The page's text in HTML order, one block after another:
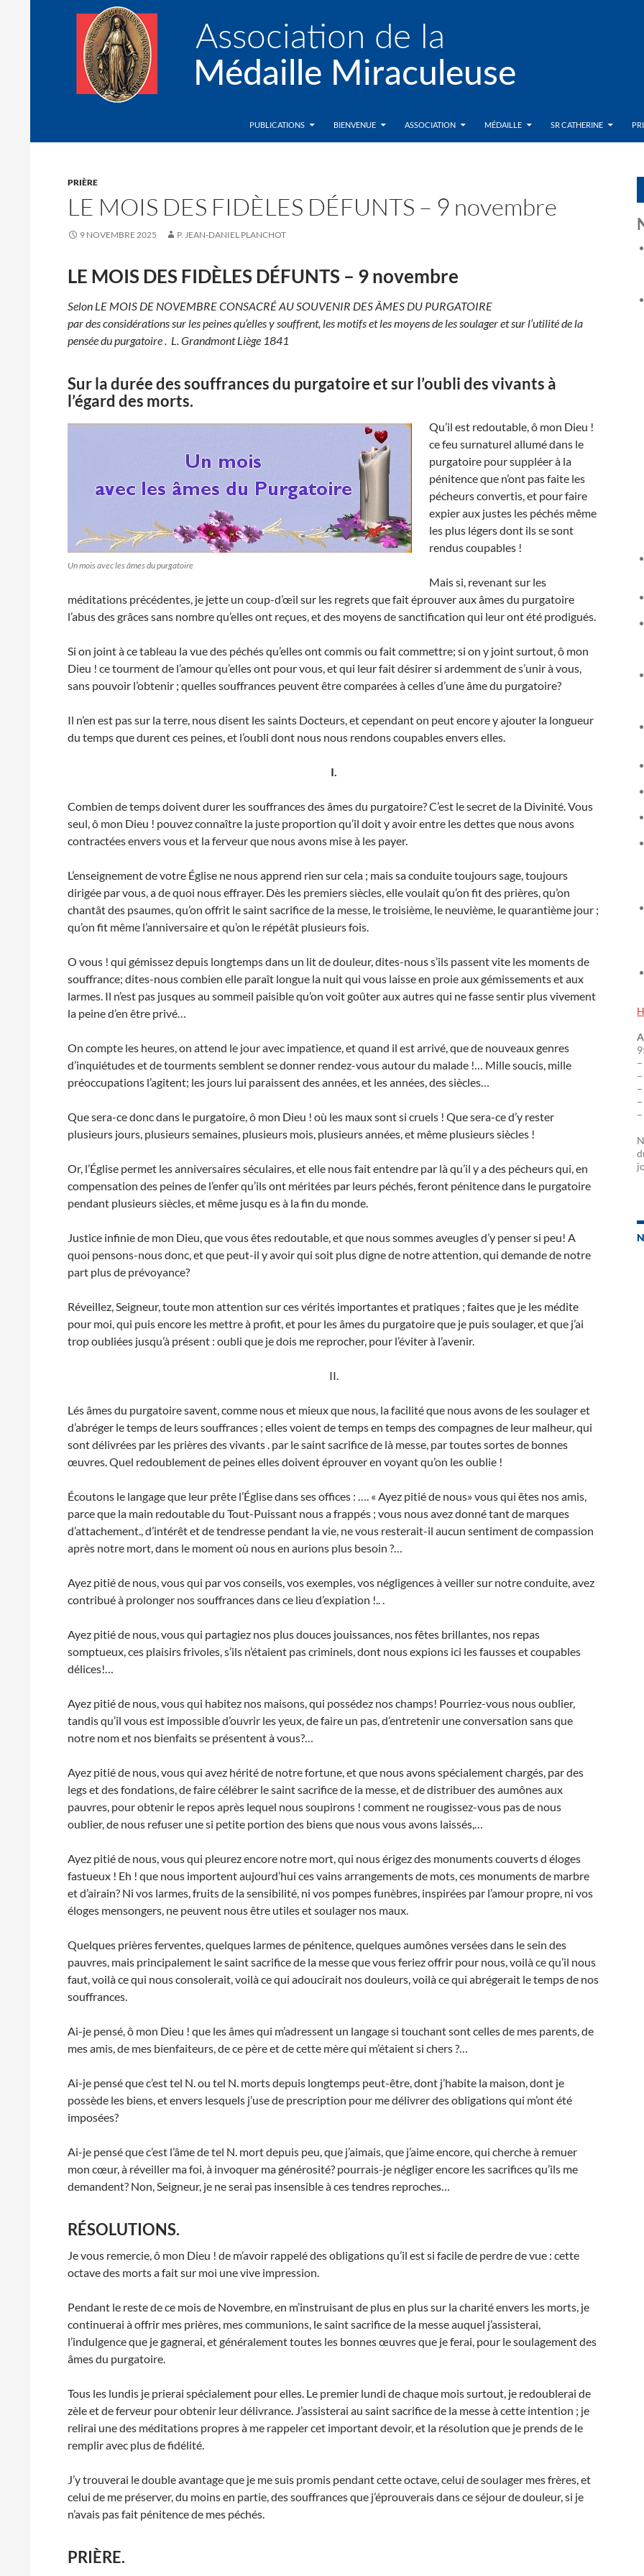
Association de la Médaille MiraculeusePUBLICATIONS BIENVENUE ASSOCIATION MÉDAILLE SR CATHERINE
PRIÈRE
LE MOIS DES FIDÈLES DÉFUNTS – 9 novembre
9 NOVEMBRE 2025 P. JEAN-DANIEL PLANCHOT
LE MOIS DES FIDÈLES DÉFUNTS – 9 novembre
Selon LE MOIS DE NOVEMBRE CONSACRÉ AU SOUVENIR DES ÂMES DU PURGATOIRE
par des considérations sur les peines qu’elles y souffrent, les motifs et les moyens de les soulager et sur l’utilité de la
pensée du purgatoire . L. Grandmont Liège 1841
Sur la durée des souffrances du purgatoire et sur l’oubli des vivants à
l’égard des morts.
Un mois avec les âmes du purgatoire
Qu’il est redoutable, ô mon Dieu !
ce feu surnaturel allumé dans le
purgatoire pour suppléer à la
pénitence que n’ont pas faite les
pécheurs convertis, et pour faire
expier aux justes les péchés même
les plus légers dont ils se sont
rendus coupables !
Mais si, revenant sur les
méditations précédentes, je jette un coup-d’œil sur les regrets que fait éprouver aux âmes du purgatoire
l’abus des grâces sans nombre qu’elles ont reçues, et des moyens de sanctification qui leur ont été prodigués.
Si on joint à ce tableau la vue des péchés qu’elles ont commis ou fait commettre; si on y joint surtout, ô mon
Dieu ! ce tourment de l’amour qu’elles ont pour vous, et qui leur fait désirer si ardemment de s’unir à vous,
sans pouvoir l’obtenir ; quelles souffrances peuvent être comparées à celles d’une âme du purgatoire?
Il n’en est pas sur la terre, nous disent les saints Docteurs, et cependant on peut encore y ajouter la longueur
du temps que durent ces peines, et l’oubli dont nous nous rendons coupables envers elles.
I.
Combien de temps doivent durer les souffrances des âmes du purgatoire? C’est le secret de la Divinité. Vous
seul, ô mon Dieu ! pouvez connaître la juste proportion qu’il doit y avoir entre les dettes que nous avons
contractées envers vous et la ferveur que nous avons mise à les payer.
L’enseignement de votre Église ne nous apprend rien sur cela ; mais sa conduite toujours sage, toujours
dirigée par vous, a de quoi nous effrayer. Dès les premiers siècles, elle voulait qu’on fit des prières, qu’on
chantât des psaumes, qu’on offrit le saint sacrifice de la messe, le troisième, le neuvième, le quarantième jour ;
qu’on fit même l’anniversaire et qu’on le répétât plusieurs fois.
O vous ! qui gémissez depuis longtemps dans un lit de douleur, dites-nous s’ils passent vite les moments de
souffrance; dites-nous combien elle paraît longue la nuit qui vous laisse en proie aux gémissements et aux
larmes. Il n’est pas jusques au sommeil paisible qu’on voit goûter aux autres qui ne fasse sentir plus vivement
la peine d’en être privé…
On compte les heures, on attend le jour avec impatience, et quand il est arrivé, que de nouveaux genres
d’inquiétudes et de tourments semblent se donner rendez-vous autour du malade !… Mille soucis, mille
préoccupations l’agitent; les jours lui paraissent des années, et les années, des siècles…
Que sera-ce donc dans le purgatoire, ô mon Dieu ! où les maux sont si cruels ! Que sera-ce d’y rester
plusieurs jours, plusieurs semaines, plusieurs mois, plusieurs années, et même plusieurs siècles !
Or, l’Église permet les anniversaires séculaires, et elle nous fait entendre par là qu’il y a des pécheurs qui, en
compensation des peines de l’enfer qu’ils ont méritées par leurs péchés, feront pénitence dans le purgatoire
pendant plusieurs siècles, et même jusqu es à la fin du monde.
Justice infinie de mon Dieu, que vous êtes redoutable, et que nous sommes aveugles d’y penser si peu! A
quoi pensons-nous donc, et que peut-il y avoir qui soit plus digne de notre attention, qui demande de notre
part plus de prévoyance?
Réveillez, Seigneur, toute mon attention sur ces vérités importantes et pratiques ; faites que je les médite
pour moi, qui puis encore les mettre à profit, et pour les âmes du purgatoire que je puis soulager, et que j’ai
trop oubliées jusqu’à présent : oubli que je dois me reprocher, pour l’éviter à l’avenir.
II.
Lés âmes du purgatoire savent, comme nous et mieux que nous, la facilité que nous avons de les soulager et
d’abréger le temps de leurs souffrances ; elles voient de temps en temps des compagnes de leur malheur, qui
sont délivrées par les prières des vivants . par le saint sacrifice de là messe, par toutes sortes de bonnes
œuvres. Quel redoublement de peines elles doivent éprouver en voyant qu’on les oublie !
Écoutons le langage que leur prête l’Église dans ses offices : …. « Ayez pitié de nous» vous qui êtes nos amis,
parce que la main redoutable du Tout-Puissant nous a frappés ; vous nous avez donné tant de marques
d’attachement., d’intérêt et de tendresse pendant la vie, ne vous resterait-il aucun sentiment de compassion
après notre mort, dans le moment où nous en aurions plus besoin ?…
Ayez pitié de nous, vous qui par vos conseils, vos exemples, vos négligences à veiller sur notre conduite, avez
contribué à prolonger nos souffrances dans ce lieu d’expiation !.. .
Ayez pitié de nous, vous qui partagiez nos plus douces jouissances, nos fêtes brillantes, nos repas
somptueux, ces plaisirs frivoles, s’ils n’étaient pas criminels, dont nous expions ici les fausses et coupables
délices!…
Ayez pitié de nous, vous qui habitez nos maisons, qui possédez nos champs! Pourriez-vous nous oublier,
tandis qu’il vous est impossible d’ouvrir les yeux, de faire un pas, d’entretenir une conversation sans que
notre nom et nos bienfaits se présentent à vous?…
Ayez pitié de nous, vous qui avez hérité de notre fortune, et que nous avons spécialement chargés, par des
legs et des fondations, de faire célébrer le saint sacrifice de la messe, et de distribuer des aumônes aux
pauvres, pour obtenir le repos après lequel nous soupirons ! comment ne rougissez-vous pas de nous
oublier, de nous refuser une si petite portion des biens que nous vous avons laissés,…
Ayez pitié de nous, vous qui pleurez encore notre mort, qui nous érigez des monuments couverts d éloges
fastueux ! Eh ! que nous importent aujourd’hui ces vains arrangements de mots, ces monuments de marbre
et d’airain? Ni vos larmes, fruits de la sensibilité, ni vos pompes funèbres, inspirées par l’amour propre, ni vos
éloges mensongers, ne peuvent nous être utiles et soulager nos maux.
Quelques prières ferventes, quelques larmes de pénitence, quelques aumônes versées dans le sein des
pauvres, mais principalement le saint sacrifice de la messe que vous feriez offrir pour nous, voilà ce qu’il nous
faut, voilà ce qui nous consolerait, voilà ce qui adoucirait nos douleurs, voilà ce qui abrégerait le temps de nos
souffrances.
Ai-je pensé, ô mon Dieu ! que les âmes qui m’adressent un langage si touchant sont celles de mes parents, de
mes amis, de mes bienfaiteurs, de ce père et de cette mère qui m’étaient si chers ?…
Ai-je pensé que c’est tel N. ou tel N. morts depuis longtemps peut-être, dont j’habite la maison, dont je
possède les biens, et envers lesquels j’use de prescription pour me délivrer des obligations qui m’ont été
imposées?
Ai-je pensé que c’est l’âme de tel N. mort depuis peu, que j’aimais, que j’aime encore, qui cherche à remuer
mon cœur, à réveiller ma foi, à invoquer ma générosité? pourrais-je négliger encore les sacrifices qu’ils me
demandent? Non, Seigneur, je ne serai pas insensible à ces tendres reproches…
RÉSOLUTIONS.
Je vous remercie, ô mon Dieu ! de m’avoir rappelé des obligations qu’il est si facile de perdre de vue : cette
octave des morts a fait sur moi une vive impression.
Pendant le reste de ce mois de Novembre, en m’instruisant de plus en plus sur la charité envers les morts, je
continuerai à offrir mes prières, mes communions, le saint sacrifice de la messe auquel j’assisterai,
l’indulgence que je gagnerai, et généralement toutes les bonnes œuvres que je ferai, pour le soulagement des
âmes du purgatoire.
Tous les lundis je prierai spécialement pour elles. Le premier lundi de chaque mois surtout, je redoublerai de
zèle et de ferveur pour obtenir leur délivrance. J’assisterai au saint sacrifice de la messe à cette intention ; je
relirai une des méditations propres à me rappeler cet important devoir, et la résolution que je prends de le
remplir avec plus de fidélité.
J’y trouverai le double avantage que je me suis promis pendant cette octave, celui de soulager mes frères, et
celui de me préserver, du moins en partie, des souffrances que j’éprouverais dans ce séjour de douleur, si je
n’avais pas fait pénitence de mes péchés.
PRIÈRE.